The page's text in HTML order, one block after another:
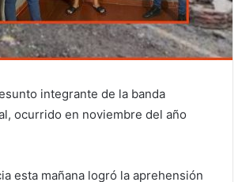
integrante de la banda
ocurrido en noviembre del año
esta mañana logró la aprehensión